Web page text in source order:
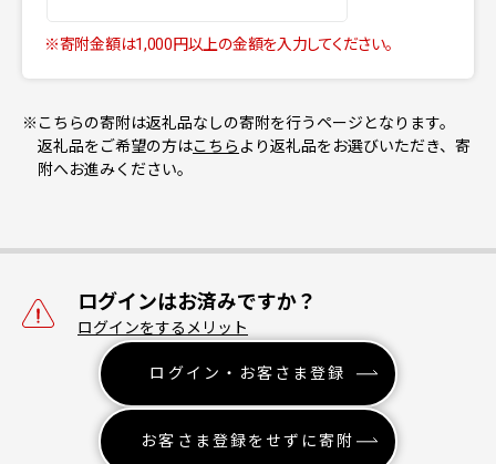
※寄附金額は1,000円以上の金額を入力してください。
※こちらの寄附は返礼品なしの寄附を行うページとなります。
返礼品をご希望の方はこちら より返礼品をお選びいただき、寄
附へお進みください。
ログインはお済みですか？
ログインをするメリット
ログイン・お客さま登録
お客さま登録をせずに寄附